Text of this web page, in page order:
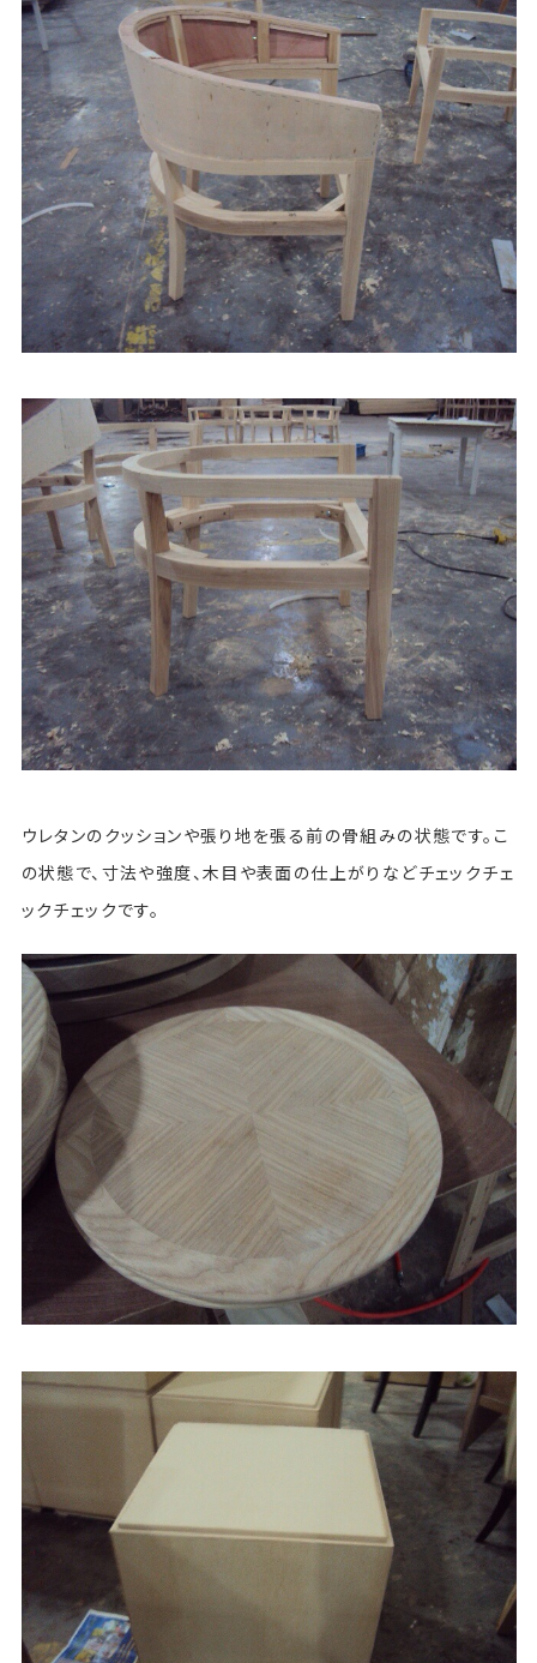
ウレタンのクッションや張り地を張る前の骨組みの状態です。こ
の状態で、寸法や強度、木目や表面の仕上がりなどチェックチェ
ックチェックです。